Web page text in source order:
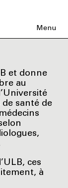
Menu
et donne
au
santé de
ces
à